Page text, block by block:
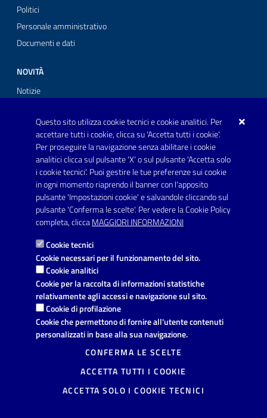
Questo sito utilizza cookie tecnici e cookie analitici. Per
accettare tutti i cookie, clicca su 'Accetta tutti i cookie'.
Per proseguire la navigazione senza abilitare i cookie
analitici clicca sul pulsante 'X' o sul pulsante 'Accetta solo
i cookie tecnici'. Puoi gestire le tue preferenze sui cookie
in ogni momento riaprendo il banner con l'apposito
pulsante 'Impostazioni cookie' e salvandole cliccando sul
pulsante 'Conferma le scelte'. Per vedere la Cookie Policy
completa, cliccaMAGGIORI INFORMAZIONI
Cookie tecnici
Cookie necessari per il funzionamento del sito.
Cookie analitici
Cookie per la raccolta di informazioni statistiche
relativamente agli accessi e navigazione sul sito.
Cookie di profilazione
Cookie che permettono di fornire all'utente contenuti
personalizzati in base alla sua navigazione.
CONFERMA LE SCELTE
ACCETTA TUTTI I COOKIE
ACCETTA SOLO I COOKIE TECNICI
Politici
Personale amministrativo
Documenti e dati
NOVITÀ
Notizie
Avvisi
SERVIZI
Elenco servizi
VIVERE IL COMUNE
Luoghi
Eventi
AMMINISTRAZIONE TRASPARENTE
I dati personali pubblicati sono riutilizzabili solo alle condizioni
previste dalla direttiva comunitaria 2003/98/CE e dal d.lgs.
36/2006
Comune di Avetrana
Provincia di Taranto
Via Vittorio Emanuele, 19, 74020